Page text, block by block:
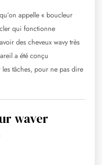
appelle « boucleur
qui fonctionne
des cheveux wavy très
a été conçu
tâches, pour ne pas dire
waver